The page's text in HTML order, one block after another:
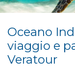
Oceano
viaggio e
Veratour